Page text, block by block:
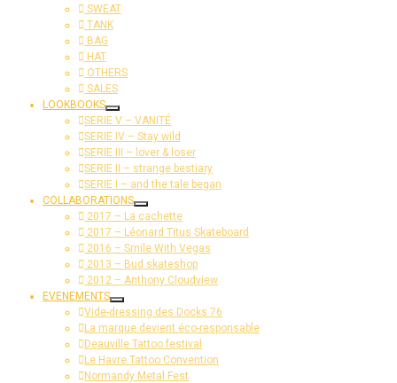
SWEAT
TANK
BAG
HAT
OTHERS
SALES
LOOKBOOKS
SERIE V – VANITÉ
SERIE IV – Stay wild
SERIE III – lover & loser
SERIE II – strange bestiary
SERIE I – and the tale began
COLLABORATIONS
2017 – La cachette
2017 – Léonard Titus Skateboard
2016 – Smile With Vegas
2013 – Bud skateshop
2012 – Anthony Cloudview
EVENEMENTS
Vide-dressing des Docks 76
La marque devient éco-responsable
Deauville Tattoo festival
Le Havre Tattoo Convention
Normandy Metal Fest